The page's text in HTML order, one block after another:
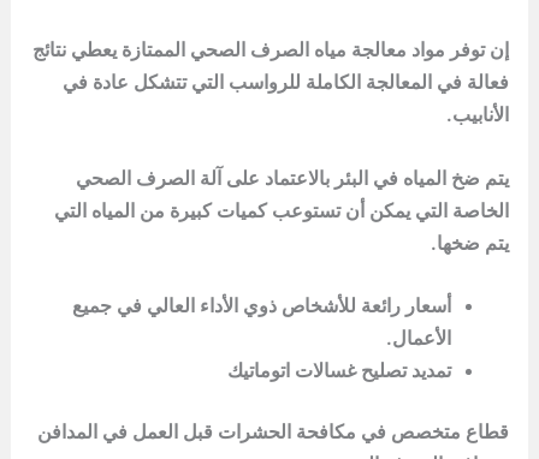
إن توفر مواد معالجة مياه الصرف الصحي الممتازة يعطي نتائج
فعالة في المعالجة الكاملة للرواسب التي تتشكل عادة في
الأنابيب.
يتم ضخ المياه في البئر بالاعتماد على آلة الصرف الصحي
الخاصة التي يمكن أن تستوعب كميات كبيرة من المياه التي
يتم ضخها.
أسعار رائعة للأشخاص ذوي الأداء العالي في جميع
الأعمال.
تمديد تصليح غسالات اتوماتيك
قطاع متخصص في مكافحة الحشرات قبل العمل في المدافن